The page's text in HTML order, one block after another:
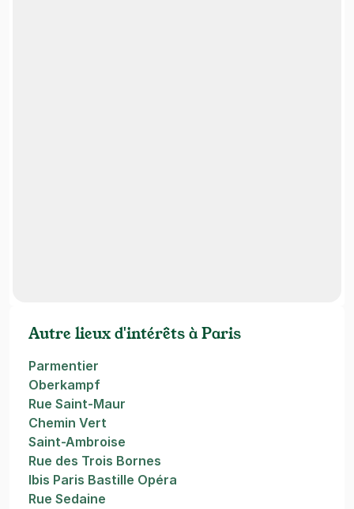
Autre lieux d'intérêts à Paris
Parmentier
Oberkampf
Rue Saint-Maur
Chemin Vert
Saint-Ambroise
Rue des Trois Bornes
Ibis Paris Bastille Opéra
Rue Sedaine